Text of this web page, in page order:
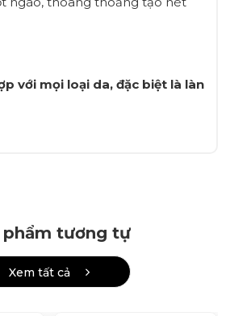
với mọi loại da, đặc biệt là làn
phẩm tương tự
Xem tất cả